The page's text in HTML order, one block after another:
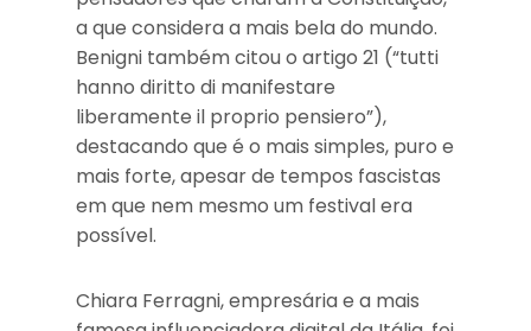
a que considera a mais bela do mundo.
Benigni também citou o artigo 21 (“tutti
hanno diritto di manifestare
liberamente il proprio pensiero”),
destacando que é o mais simples, puro e
mais forte, apesar de tempos fascistas
em que nem mesmo um festival era
possível.
Chiara Ferragni, empresária e a mais